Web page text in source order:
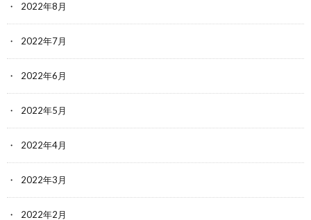
2022年8月
2022年7月
2022年6月
2022年5月
2022年4月
2022年3月
2022年2月